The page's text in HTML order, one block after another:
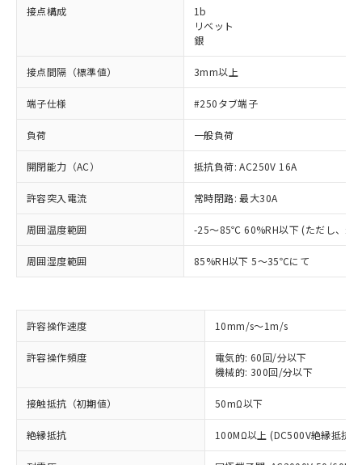
接点構成
1b
リベット
銀
接点間隔（標準値） 3mm以上
端子仕様 #250タブ端子
負荷 一般負荷
開閉能力（AC） 抵抗負荷: AC250V 16A
許容突入電流 常時閉路: 最大30A
周囲温度範囲 -25～85℃ 60%RH以下 (ただし、氷
周囲湿度範囲 85%RH以下 5～35℃にて
許容操作速度 10mm/s～1m/s
許容操作頻度
電気的: 60回/分以下
機械的: 300回/分以下
接触抵抗（初期値） 50mΩ以下
絶縁抵抗 100MΩ以上 (DC500V絶縁抵抗
※1 対応状況
対応済み：EU RoHS指令（10物質）の
非含有に対応した製品が提供可能な商品で